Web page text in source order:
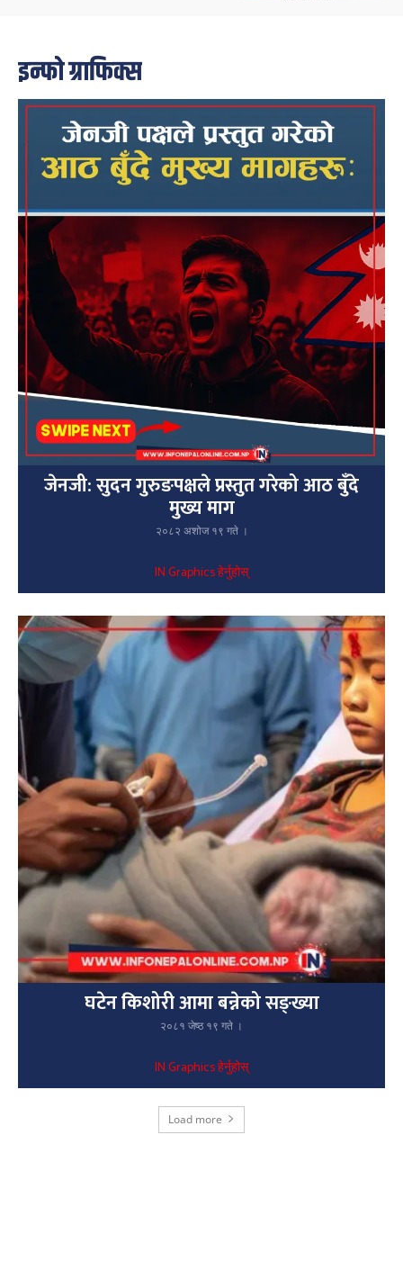
इन्फो ग्राफिक्स
जेनजी: सुदन गुरुङपक्षले प्रस्तुत गरेको आठ बुँदे
मुख्य माग
२०८२ अशोज १९ गते ।
IN Graphics हेर्नुहोस्
घटेन किशोरी आमा बन्नेको सङ्ख्या
२०८१ जेष्ठ १९ गते ।
IN Graphics हेर्नुहोस्
Load more